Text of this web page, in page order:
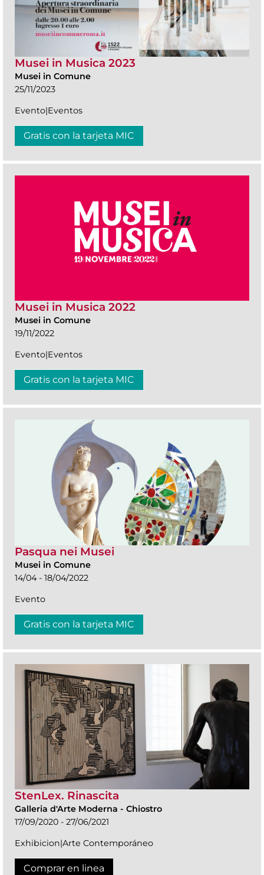
Musei in Musica 2023
Musei in Comune
25/11/2023
Evento|Eventos
Gratis con la tarjeta MIC
Musei in Musica 2022
Musei in Comune
19/11/2022
Evento|Eventos
Gratis con la tarjeta MIC
Pasqua nei Musei
Musei in Comune
14/04 - 18/04/2022
Evento
Gratis con la tarjeta MIC
StenLex. Rinascita
Galleria d'Arte Moderna - Chiostro
17/09/2020 - 27/06/2021
Exhibicion|Arte Contemporáneo
Comprar en linea